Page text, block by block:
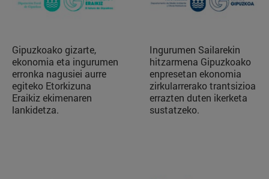
Gipuzkoako gizarte,
ekonomia eta ingurumen
erronka nagusiei aurre
egiteko Etorkizuna
Eraikiz ekimenaren
lankidetza.
Ingurumen Sailarekin
hitzarmena Gipuzkoako
enpresetan ekonomia
zirkularrerako trantsizioa
errazten duten ikerketa
sustatzeko.